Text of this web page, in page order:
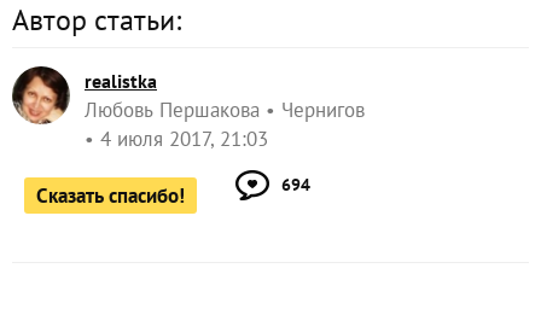
Автор статьи:
realistka
Любовь Першакова
Чернигов
4 июля 2017, 21:03
Сказать спасибо! 694